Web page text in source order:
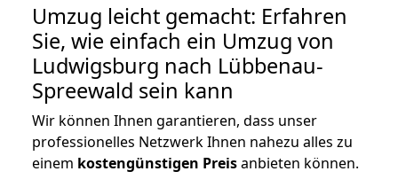
Umzug leicht gemacht: Erfahren
Sie, wie einfach ein Umzug von
Ludwigsburg nach Lübbenau-
Spreewald sein kann
Wir können Ihnen garantieren, dass unser
professionelles Netzwerk Ihnen nahezu alles zu
einem kostengünstigen Preisanbieten können.